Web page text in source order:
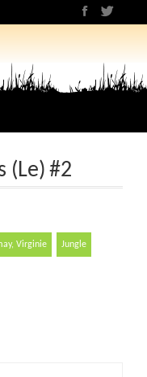
(Le) #2
Virginie Jungle